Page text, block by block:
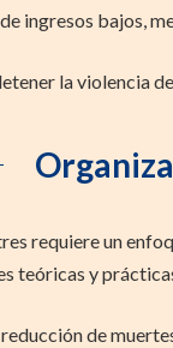
ingresos bajos,
la violencia
requiere un
teóricas y
de